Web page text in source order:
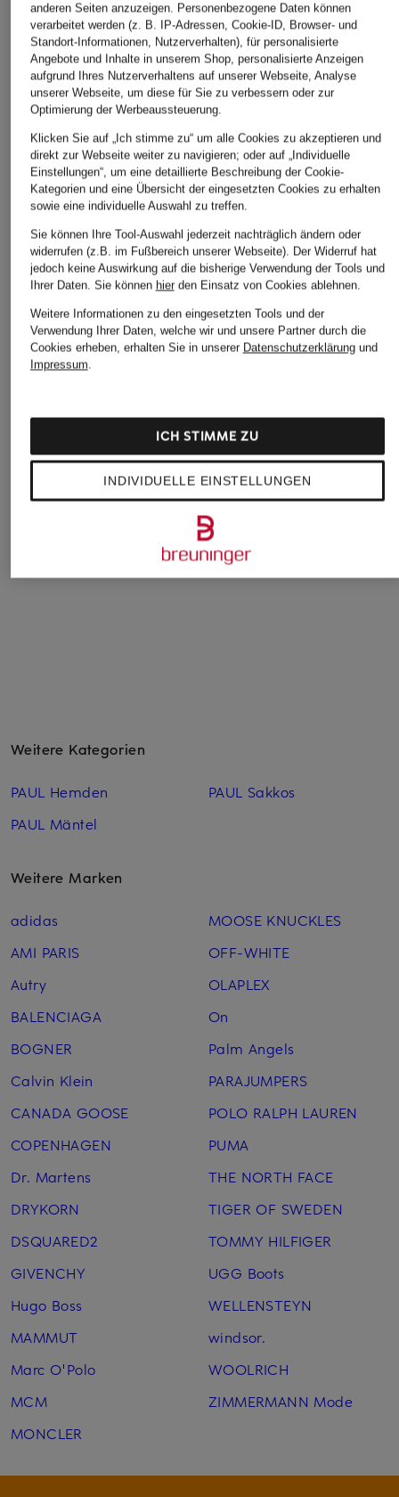
BOSS
Anzugweste HUGE
CG - CLUB of GENTS
Anzugsweste CG
CHF 119
Ursprünglich: CHF 149
PAUL
Anzugweste Slim
Weitere Kategorien
PAUL Hemden
PAUL Mäntel
PAUL Sakkos
Weitere Marken
adidas
AMI PARIS
Autry
BALENCIAGA
BOGNER
Calvin Klein
CANADA GOOSE
COPENHAGEN
Dr. Martens
DRYKORN
DSQUARED2
GIVENCHY
Hugo Boss
MAMMUT
Marc O'Polo
MCM
MONCLER
MOOSE KNUCKLES
OFF-WHITE
OLAPLEX
On
Palm Angels
PARAJUMPERS
POLO RALPH LAUREN
PUMA
THE NORTH FACE
TIGER OF SWEDEN
TOMMY HILFIGER
UGG Boots
WELLENSTEYN
windsor.
WOOLRICH
ZIMMERMANN Mode
anderen Seiten anzuzeigen. Personenbezogene Daten können
verarbeitet werden (z. B. IP-Adressen, Cookie-ID, Browser- und
Standort-Informationen, Nutzerverhalten), für personalisierte
Angebote und Inhalte in unserem Shop, personalisierte Anzeigen
aufgrund Ihres Nutzerverhaltens auf unserer Webseite, Analyse
unserer Webseite, um diese für Sie zu verbessern oder zur
Optimierung der Werbeaussteuerung.
Klicken Sie auf „Ich stimme zu“ um alle Cookies zu akzeptieren und
direkt zur Webseite weiter zu navigieren; oder auf „Individuelle
Einstellungen“, um eine detaillierte Beschreibung der Cookie-
Kategorien und eine Übersicht der eingesetzten Cookies zu erhalten
sowie eine individuelle Auswahl zu treffen.
Sie können Ihre Tool-Auswahl jederzeit nachträglich ändern oder
widerrufen (z.B. im Fußbereich unserer Webseite). Der Widerruf hat
jedoch keine Auswirkung auf die bisherige Verwendung der Tools und
Ihrer Daten. Sie können hierden Einsatz von Cookies ablehnen.
Weitere Informationen zu den eingesetzten Tools und der
Verwendung Ihrer Daten, welche wir und unsere Partner durch die
Cookies erheben, erhalten Sie in unserer Datenschutzerklärungund
Impressum.
INDIVIDUELLE EINSTELLUNGEN
ICH STIMME ZU